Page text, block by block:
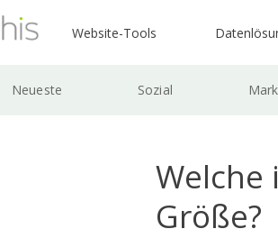
Website-Tools
Neueste Sozial
Welche
Größe?